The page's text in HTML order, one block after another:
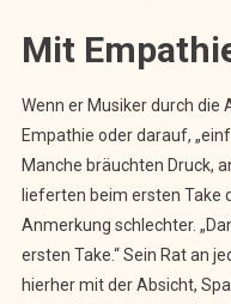
Mit
Wenn er Musiker durch
Empathie oder darauf,
Manche bräuchten Druck,
lieferten beim ersten Take
Anmerkung schlechter.
ersten Take.“ Sein Rat an
hierher mit der Absicht,